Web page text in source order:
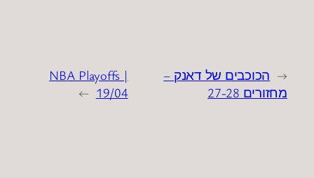
← הכוכבים של דאנק –
מחזורים 27-28
NBA Playoffs |
19/04
→